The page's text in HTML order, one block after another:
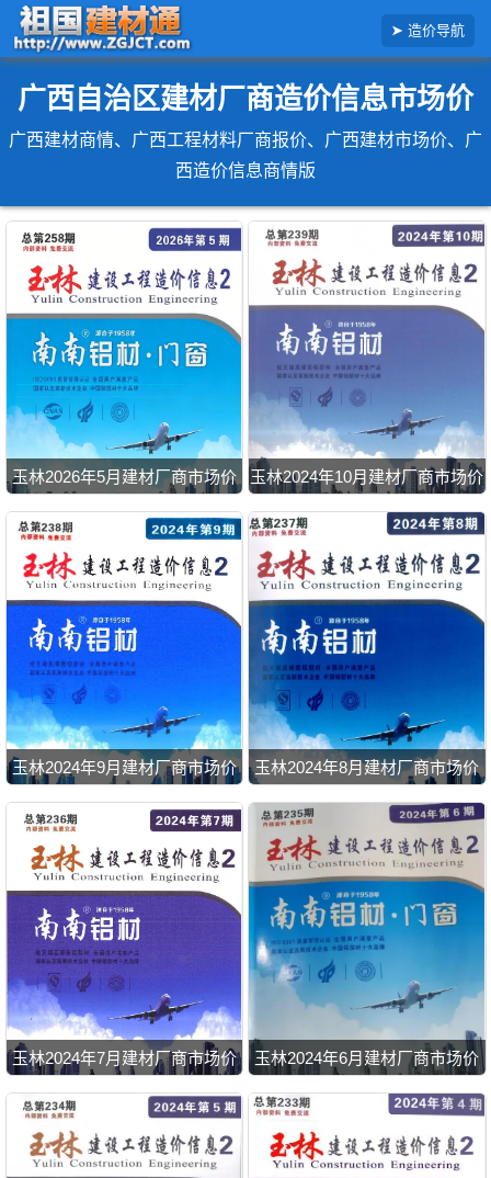
信
息
造价导航
广西自治区建材厂商造价信息市场价
广西建材商情、广西工程材料厂商报价、广西建材市场价、广
西造价信息商情版
玉林2026年5月建材厂商市场价 玉林2024年10月建材厂商市场价
玉林2024年9月建材厂商市场价 玉林2024年8月建材厂商市场价
玉林2024年7月建材厂商市场价 玉林2024年6月建材厂商市场价